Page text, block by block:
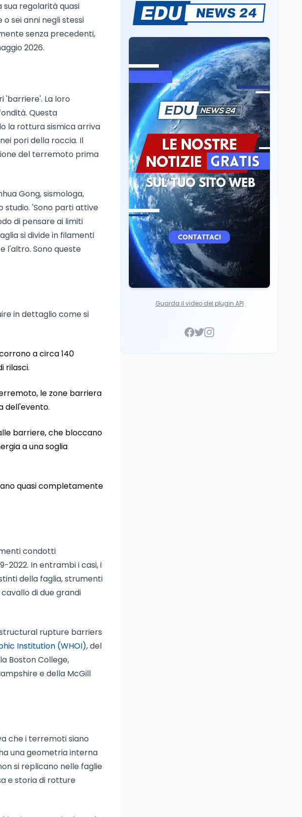
regolarità quasi
sei anni negli stessi
senza precedenti,
2026.
'barriere'. La loro
Questa
la rottura sismica arriva
pori della roccia. Il
del terremoto prima
Gong, sismologa,
studio. 'Sono parti attive
di pensare ai limiti
si divide in filamenti
l'altro. Sono queste
in dettaglio come si
a circa 140
rilasci.
le zone barriera
dell'evento.
barriere, che bloccano
a una soglia
quasi completamente
condotti
2022. In entrambi i casi, i
della faglia, strumenti
di due grandi
rupture barriers
Institution (WHOI), del
Boston College,
e della McGill
che i terremoti siano
una geometria interna
si replicano nelle faglie
e storia di rotture
Il rivelatore che 'vede' i
reattori spenti
attraverso 400 metri di
6 ago
Posizioni economiche
ATA: la matematica
degli arretrati fino a
4.150 euro
Cultura6 ago
Spesa culturale in
Lombardia da record,
ma la voragine Nord-
Sud triplica
Cultura 6 ago
Francesco Guccini si è
spento a Pàvana: addio
al Maestrone
Guarda il video del plugin API